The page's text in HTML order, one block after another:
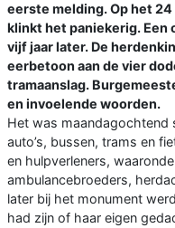
eerste melding. Op het
klinkt het paniekerig. Een
vijf jaar later. De
eerbetoon aan de vier
tramaanslag.
en invoelende woorden.
Het was maandagochtend
auto’s, bussen, trams en
en hulpverleners,
ambulancebroeders,
later bij het monument
had zijn of haar eigen